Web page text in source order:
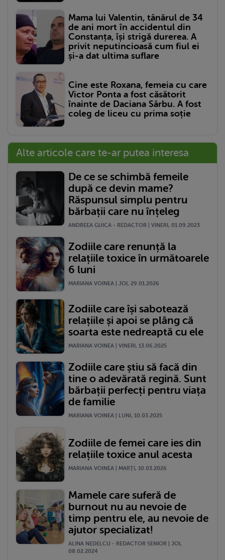
Mama lui Valentin, tânărul de 34
de ani mort în accidentul din
Constanța, își strigă durerea. A
privit neputincioasă cum fiul ei
și-a dat ultima suflare
Cine este Roxana, femeia cu care
Victor Ponta a fost căsătorit
înainte de Daciana Sârbu. A fost
coleg de liceu cu prima soție
Alte articole care te-ar putea interesa
De ce se schimbă femeile
după ce devin mame?
Răspunsul simplu pentru
bărbații care nu înțeleg
ANDREEA GUICA - REDACTOR | VINERI, 01.09.2023
Zodiile care renunță la
relațiile toxice în următoarele
6 luni
MARIANA VOINEA | JOI, 29.01.2026
Zodiile care își sabotează
relațiile și apoi se plâng că
soarta este nedreaptă cu ele
MARIANA VOINEA | VINERI, 13.06.2025
Zodiile care știu să facă din
tine o adevărată regină. Sunt
bărbații perfecți pentru viața
de familie
MARIANA VOINEA | LUNI, 10.03.2025
Zodiile de femei care ies din
relațiile toxice anul acesta
MARIANA VOINEA | MARŢI, 10.03.2026
Mamele care suferă de
burnout nu au nevoie de
timp pentru ele, au nevoie de
ajutor specializat!
ALINA NEDELCU - REDACTOR SENIOR | JOI,
08.02.2024